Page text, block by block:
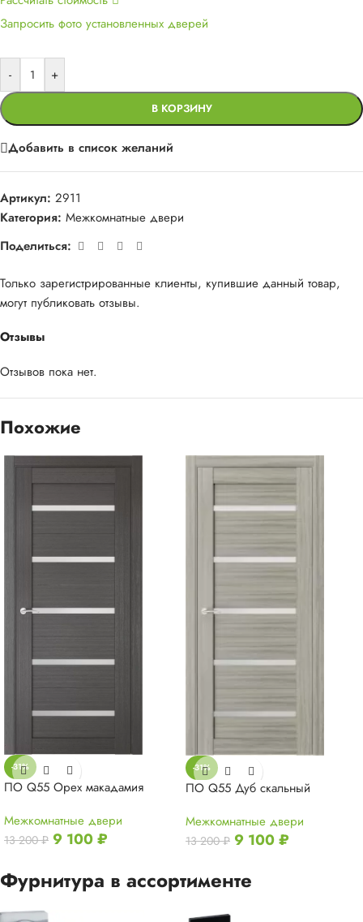
Запросить фото установленных дверей
- +
В КОРЗИНУ
Добавить в список желаний
Артикул: 2911
Категория: Межкомнатные двери
Поделиться:
Отзывы
Отзывов пока нет.
Только зарегистрированные клиенты, купившие данный товар,
могут публиковать отзывы.
Похожие
-31%
ПО Q55 Орех макадамия
Межкомнатные двери
13 200₽ 9 100₽
-31%
ПО Q55 Дуб скальный
Межкомнатные двери
13 200₽ 9 100₽
Фурнитура в ассортименте